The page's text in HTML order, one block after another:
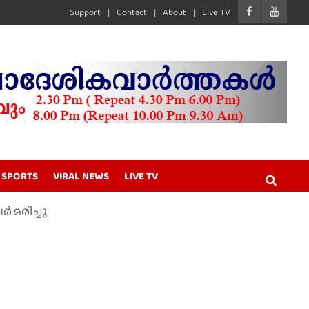
Support Contact About Live TV
SPORTS VIRAL NEWS LIVE TV
മരിച്ചു